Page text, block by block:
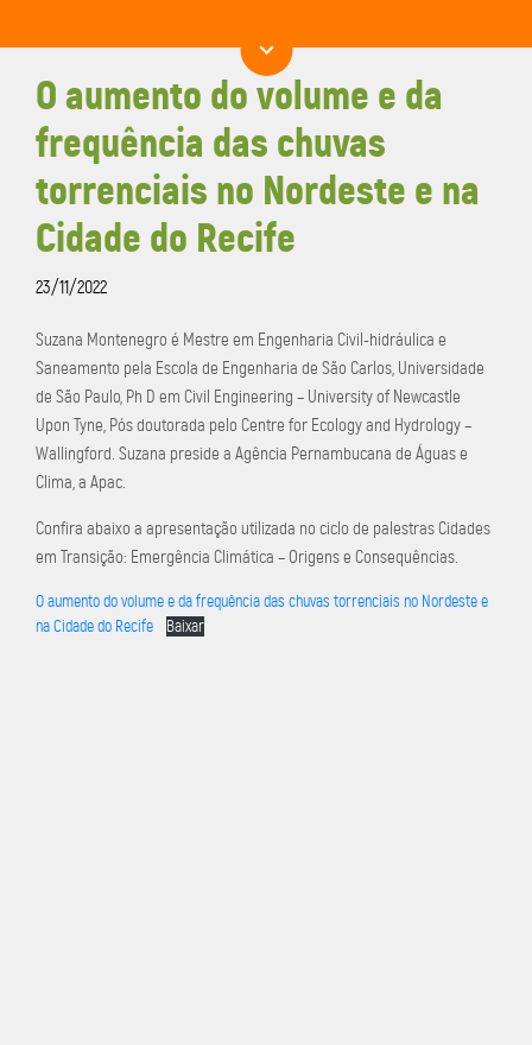
O aumento do volume e da
frequência das chuvas
torrenciais no Nordeste e na
Cidade do Recife
23/11/2022
Suzana Montenegro é Mestre em Engenharia Civil-hidráulica e
Saneamento pela Escola de Engenharia de São Carlos, Universidade
de São Paulo, Ph D em Civil Engineering – University of Newcastle
Upon Tyne, Pós doutorada pelo Centre for Ecology and Hydrology –
Wallingford. Suzana preside a Agência Pernambucana de Águas e
Clima, a Apac.
Confira abaixo a apresentação utilizada no ciclo de palestras Cidades
em Transição: Emergência Climática – Origens e Consequências.
O aumento do volume e da frequência das chuvas torrenciais no Nordeste e
na Cidade do Recife
Baixar